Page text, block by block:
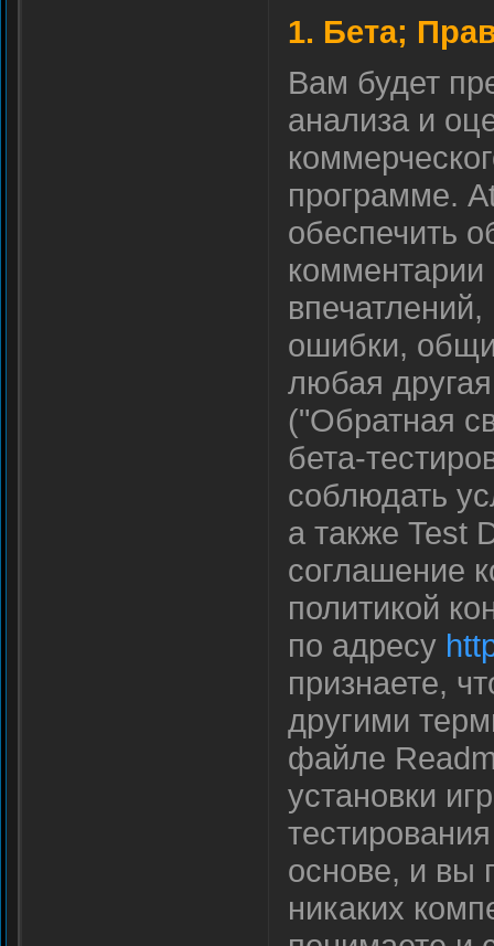
1. Бета;
Вам будет
анализа и
программе.
обеспечить
комментарии
ошибки,
любая
("Обратная
бета-
соблюдать
а также Test
соглашение
политикой
по адресу
признаете,
другими
файле
установки
основе, и вы
никаких